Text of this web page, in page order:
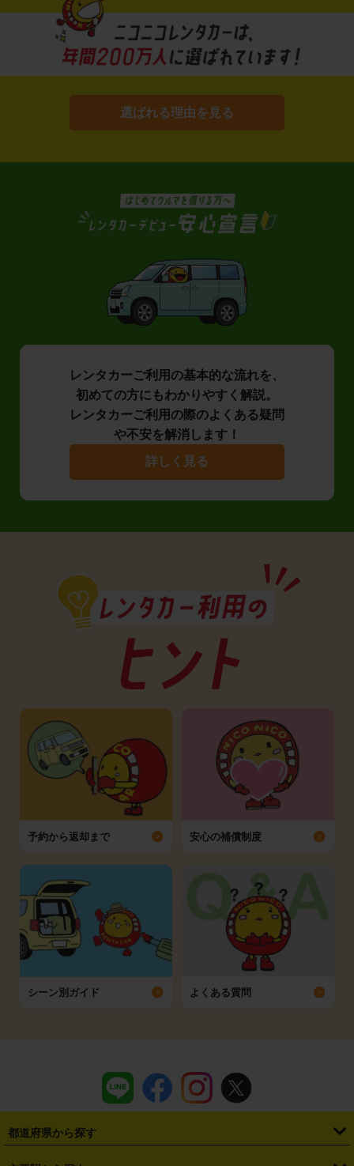
選ばれる理由を見る
レンタカーご利用の基本的な流れを、
初めての方にもわかりやすく解説。
レンタカーご利用の際のよくある疑問
や不安を解消します！
詳しく見る
予約から返却まで 安心の補償制度
シーン別ガイド よくある質問
都道府県から探す
・ 北海道 ・